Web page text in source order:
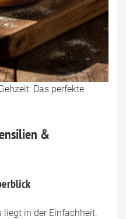
Das perfekte
&
liegt in der Einfachheit.